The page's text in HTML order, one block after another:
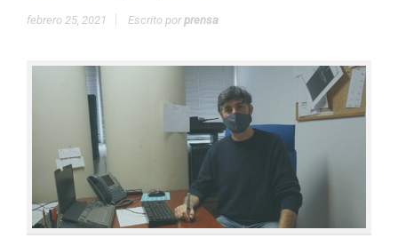
febrero 25, 2021 Escrito porprensa